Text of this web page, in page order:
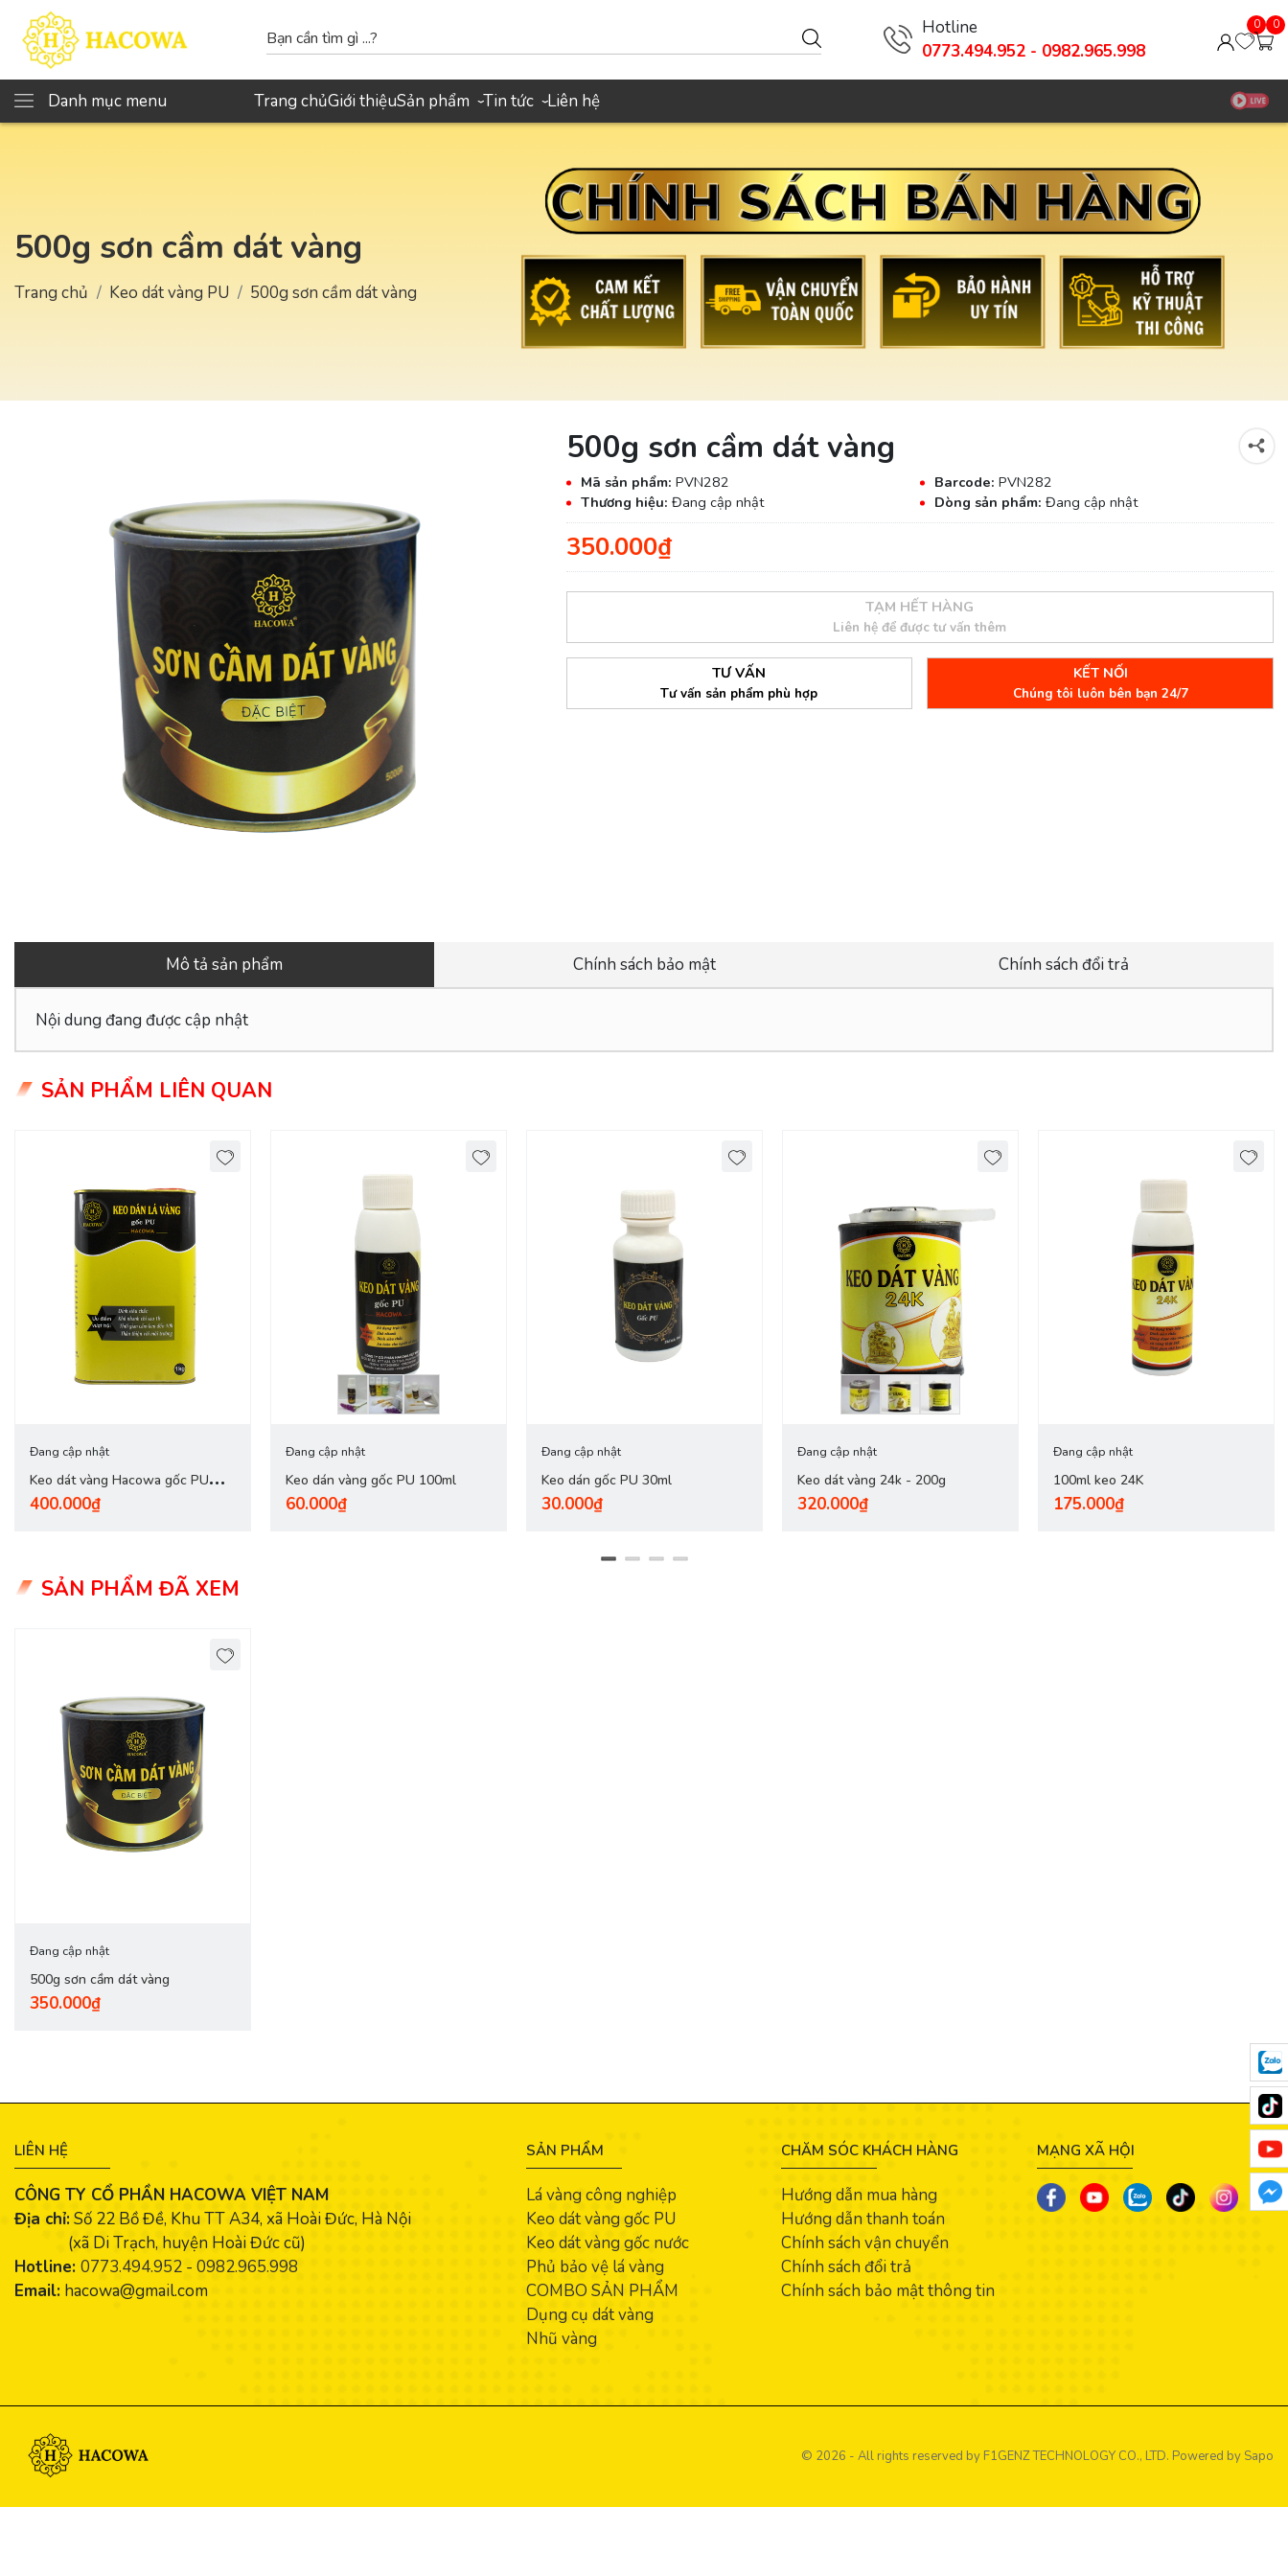
Hotline
0773.494.952 - 0982.965.998
0 0
Danh mục menu Trang chủGiới thiệuSản phẩm ›Tin tức ›Liên hệ
500g sơn cầm dát vàng
Trang chủ Keo dát vàng PU 500g sơn cầm dát vàng
500g sơn cầm dát vàng
Mã sản phẩm: PVN282 Barcode: PVN282
Thương hiệu: Đang cập nhật Dòng sản phẩm: Đang cập nhật
350.000₫
TẠM HẾT HÀNG
Liên hệ để được tư vấn thêm
TƯ VẤN
Tư vấn sản phẩm phù hợp
KẾT NỐI
Chúng tôi luôn bên bạn 24/7
Mô tả sản phẩm Chính sách bảo mật Chính sách đổi trả
Nội dung đang được cập nhật
SẢN PHẨM LIÊN QUAN
Đang cập nhật
Keo dát vàng Hacowa gốc PU
(1kg) + kèm tinh màu pha keo
400.000₫
Đang cập nhật
Keo dán vàng gốc PU 100ml
60.000₫
Đang cập nhật
Keo dán gốc PU 30ml
30.000₫
Đang cập nhật
Keo dát vàng 24k - 200g
320.000₫
Đang cập nhật
100ml keo 24K
175.000₫
SẢN PHẨM ĐÃ XEM
Đang cập nhật
500g sơn cầm dát vàng
350.000₫
LIÊN HỆ
CÔNG TY CỔ PHẦN HACOWA VIỆT NAM
Địa chỉ:Số 22 Bồ Đề, Khu TT A34, xã Hoài Đức, Hà Nội
(xã Di Trạch, huyện Hoài Đức cũ)
Hotline: 0773.494.952 - 0982.965.998
Email: hacowa@gmail.com
SẢN PHẨM
Lá vàng công nghiệp
Keo dát vàng gốc PU
Keo dát vàng gốc nước
Phủ bảo vệ lá vàng
COMBO SẢN PHẨM
Dụng cụ dát vàng
Nhũ vàng
CHĂM SÓC KHÁCH HÀNG
Hướng dẫn mua hàng
Hướng dẫn thanh toán
Chính sách vận chuyển
Chính sách đổi trả
Chính sách bảo mật thông tin
MẠNG XÃ HỘI
© 2026 - All rights reserved by F1GENZ TECHNOLOGY CO., LTD. Powered by Sapo